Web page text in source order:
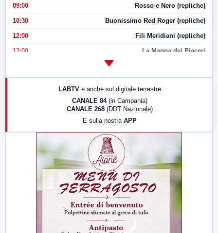
09:00 Rosso e Nero (repliche)
10:30 Buonissimo Red Roger (repliche)
12:00 Fili Meridiani (repliche)
13:00 La Mappa dei Piaceri
LABTV e anche sul digitale terrestre
CANALE 84 (in Campania)
CANALE 268 (DDT Nazionale)
E sulla nostra APP